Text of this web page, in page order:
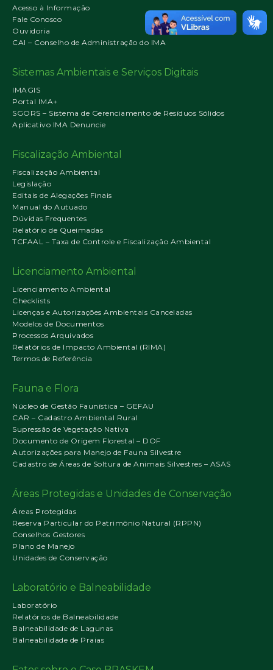
Acesso à Informação
Fale Conosco
Ouvidoria
CAI – Conselho de Administração do IMA
Sistemas Ambientais e Serviços Digitais
IMAGIS
Portal IMA+
SGORS – Sistema de Gerenciamento de Resíduos Sólidos
Aplicativo IMA Denuncie
Fiscalização Ambiental
Fiscalização Ambiental
Legislação
Editais de Alegações Finais
Manual do Autuado
Dúvidas Frequentes
Relatório de Queimadas
TCFAAL – Taxa de Controle e Fiscalização Ambiental
Licenciamento Ambiental
Licenciamento Ambiental
Checklists
Licenças e Autorizações Ambientais Canceladas
Modelos de Documentos
Processos Arquivados
Relatórios de Impacto Ambiental (RIMA)
Termos de Referência
Fauna e Flora
Núcleo de Gestão Faunística – GEFAU
CAR – Cadastro Ambiental Rural
Supressão de Vegetação Nativa
Documento de Origem Florestal – DOF
Autorizações para Manejo de Fauna Silvestre
Cadastro de Áreas de Soltura de Animais Silvestres – ASAS
Áreas Protegidas e Unidades de Conservação
Áreas Protegidas
Reserva Particular do Patrimônio Natural (RPPN)
Conselhos Gestores
Plano de Manejo
Unidades de Conservação
Laboratório e Balneabilidade
Laboratório
Relatórios de Balneabilidade
Balneabilidade de Lagunas
Balneabilidade de Praias